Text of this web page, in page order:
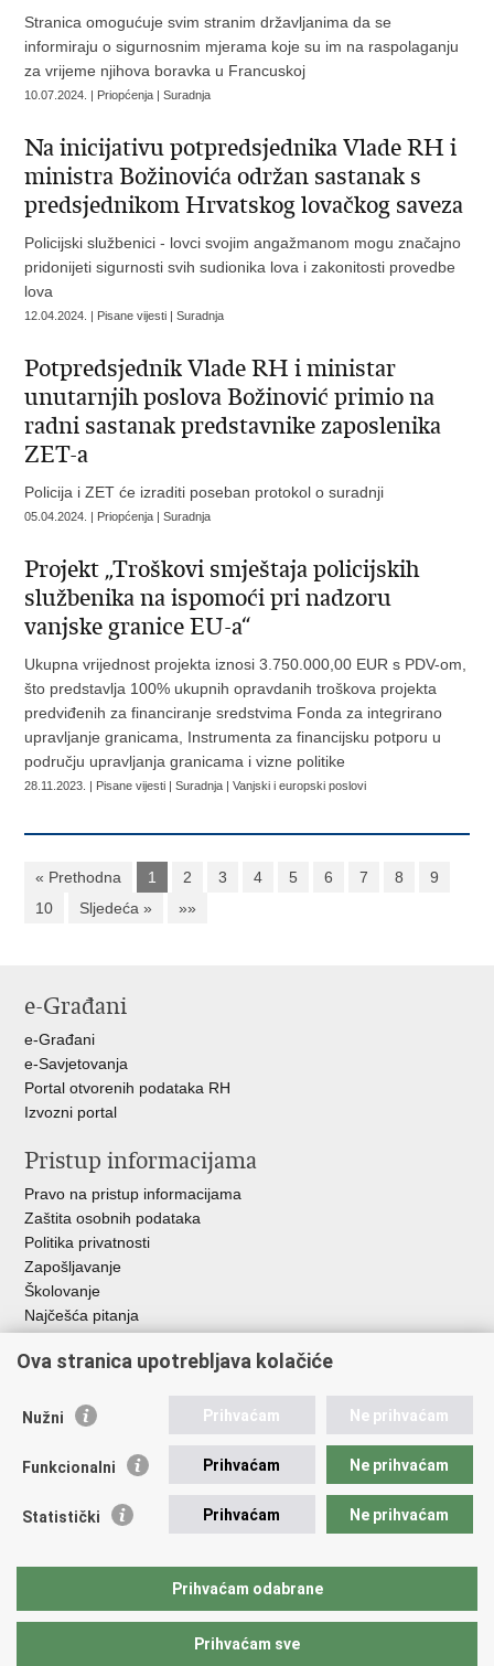
Stranica omogućuje svim stranim državljanima da se
informiraju o sigurnosnim mjerama koje su im na raspolaganju
za vrijeme njihova boravka u Francuskoj
10.07.2024. | Priopćenja | Suradnja
Na inicijativu potpredsjednika Vlade RH i
ministra Božinovića održan sastanak s
predsjednikom Hrvatskog lovačkog saveza
Policijski službenici - lovci svojim angažmanom mogu značajno
pridonijeti sigurnosti svih sudionika lova i zakonitosti provedbe
lova
12.04.2024. | Pisane vijesti | Suradnja
Potpredsjednik Vlade RH i ministar
unutarnjih poslova Božinović primio na
radni sastanak predstavnike zaposlenika
ZET-a
Policija i ZET će izraditi poseban protokol o suradnji
05.04.2024. | Priopćenja | Suradnja
Projekt „Troškovi smještaja policijskih
službenika na ispomoći pri nadzoru
vanjske granice EU-a“
Ukupna vrijednost projekta iznosi 3.750.000,00 EUR s PDV-om,
što predstavlja 100% ukupnih opravdanih troškova projekta
predviđenih za financiranje sredstvima Fonda za integrirano
upravljanje granicama, Instrumenta za financijsku potporu u
području upravljanja granicama i vizne politike
28.11.2023. | Pisane vijesti | Suradnja | Vanjski i europski poslovi
« Prethodna 1 2 3 4 5 6 7 8
9
10
Sljedeća » »»
e-Građani
e-Građani
e-Savjetovanja
Portal otvorenih podataka RH
Izvozni portal
Pristup informacijama
Pravo na pristup informacijama
Zaštita osobnih podataka
Politika privatnosti
Zapošljavanje
Školovanje
Najčešća pitanja
Važne poveznice
EMN Nacionalna kontaktna točka za Republiku Hrvatsku
Policijska akademija
Zaklada policijske solidarnosti
Udruge
Ova stranica upotrebljava kolačiće
Nužni Prihvaćam Ne prihvaćam
Funkcionalni Prihvaćam Ne prihvaćam
Statistički Prihvaćam Ne prihvaćam
Prihvaćam odabrane
Prihvaćam sve